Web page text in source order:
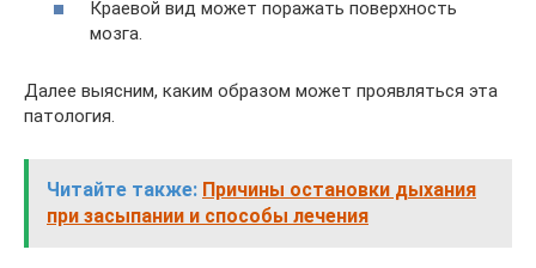
Краевой вид может поражать поверхность
мозга.
Далее выясним, каким образом может проявляться эта
патология.
Читайте также: Причины остановки дыхания
при засыпании и способы лечения